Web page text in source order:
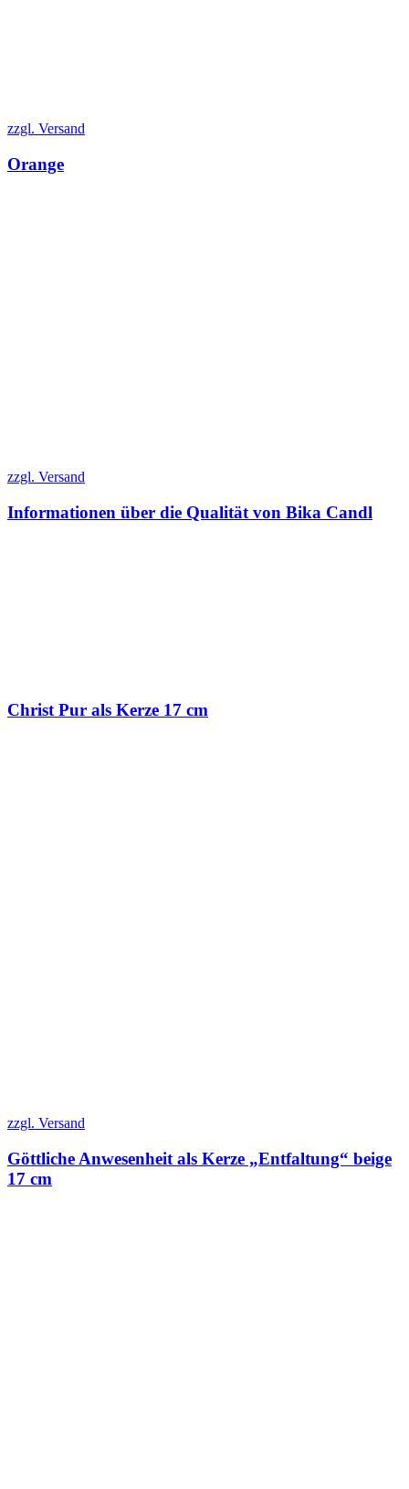
zzgl. Versand
Orange
zzgl. Versand
Informationen über die Qualität von Bika Candl
Christ Pur als Kerze 17 cm
zzgl. Versand
Göttliche Anwesenheit als Kerze „Entfaltung“ beige
17 cm